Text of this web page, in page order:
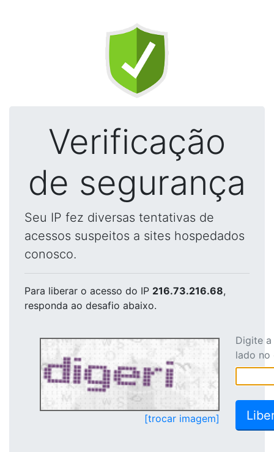
Verificação
de segurança
Seu IP fez diversas tentativas de
acessos suspeitos a sites hospedados
conosco.
Para liberar o acesso do IP 216.73.216.68,
responda ao desafio abaixo.
[trocar imagem]
Digite
lado no